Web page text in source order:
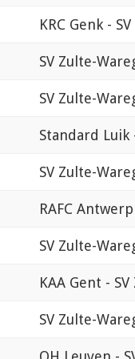
KRC Genk -
SV Zulte-
SV Zulte-
Standard Luik
SV Zulte-
RAFC
SV Zulte-
KAA Gent -
SV Zulte-